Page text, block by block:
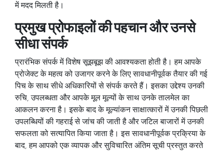
में मदद मिलती है।
प्रमुख प्रोफाइलों की पहचान और उनसे
सीधा संपर्क
प्रारंभिक संपर्क में विशेष सूझबूझ की आवश्यकता होती है। हम आपके
प्रोजेक्ट के महत्व को उजागर करने के लिए सावधानीपूर्वक तैयार की गई
पिच के साथ सीधे अधिकारियों से संपर्क करते हैं। इसका उद्देश्य उनकी
रुचि, उपलब्धता और आपके मूल मूल्यों के साथ उनके तालमेल का
आकलन करना है। इसके बाद के मूल्यांकन साक्षात्कारों में उनकी पिछली
उपलब्धियों की गहराई से जांच की जाती है और जटिल बाजारों में उनकी
सफलता को सत्यापित किया जाता है। इस सावधानीपूर्वक प्रक्रिया के
बाद, हम आपको एक व्यापक और सुविचारित अंतिम सूची प्रस्तुत करते